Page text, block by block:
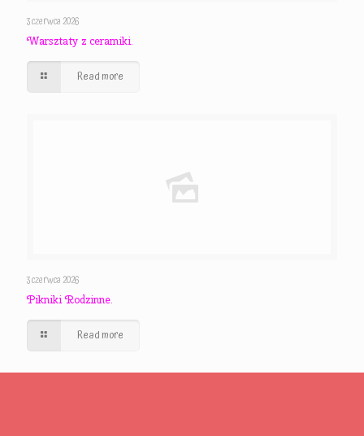
3 czerwca 2026
Warsztaty z ceramiki.
Read more
3 czerwca 2026
Pikniki Rodzinne.
Read more